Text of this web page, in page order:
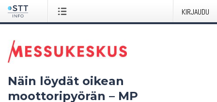
KIRJAUDU
Näin löydät oikean
moottoripyörän – MP